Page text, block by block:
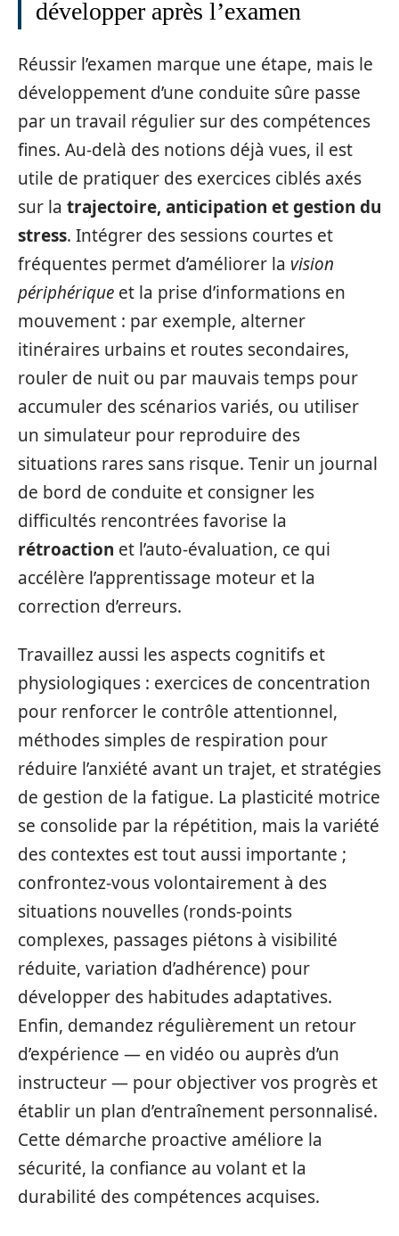
développer après l’examen
Réussir l’examen marque une étape, mais le
développement d’une conduite sûre passe
par un travail régulier sur des compétences
fines. Au-delà des notions déjà vues, il est
utile de pratiquer des exercices ciblés axés
sur la trajectoire, anticipation et gestion du
stress. Intégrer des sessions courtes et
fréquentes permet d’améliorer la vision
périphérique et la prise d’informations en
mouvement : par exemple, alterner
itinéraires urbains et routes secondaires,
rouler de nuit ou par mauvais temps pour
accumuler des scénarios variés, ou utiliser
un simulateur pour reproduire des
situations rares sans risque. Tenir un journal
de bord de conduite et consigner les
difficultés rencontrées favorise la
rétroaction et l’auto-évaluation, ce qui
accélère l’apprentissage moteur et la
correction d’erreurs.
Travaillez aussi les aspects cognitifs et
physiologiques : exercices de concentration
pour renforcer le contrôle attentionnel,
méthodes simples de respiration pour
réduire l’anxiété avant un trajet, et stratégies
de gestion de la fatigue. La plasticité motrice
se consolide par la répétition, mais la variété
des contextes est tout aussi importante ;
confrontez-vous volontairement à des
situations nouvelles (ronds-points
complexes, passages piétons à visibilité
réduite, variation d’adhérence) pour
développer des habitudes adaptatives.
Enfin, demandez régulièrement un retour
d’expérience — en vidéo ou auprès d’un
instructeur — pour objectiver vos progrès et
établir un plan d’entraînement personnalisé.
Cette démarche proactive améliore la
sécurité, la confiance au volant et la
durabilité des compétences acquises.